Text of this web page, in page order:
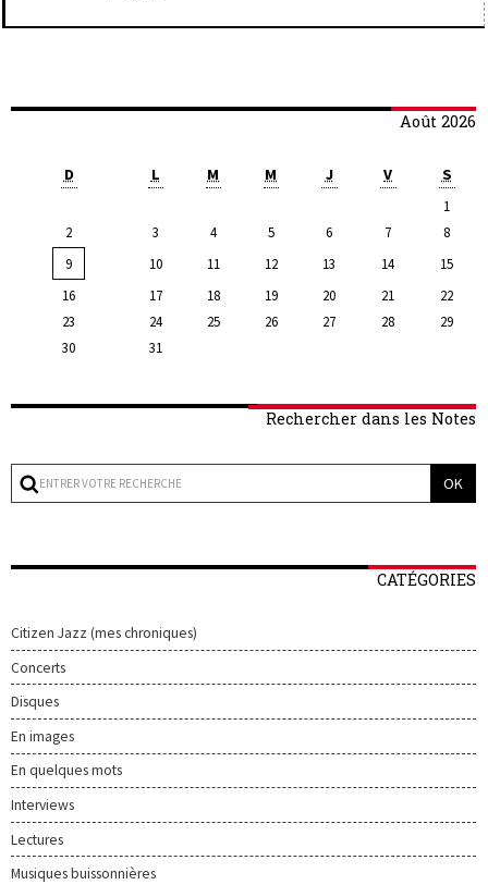
Août 2026
D L M M J V S
1
2
3 4 5 6 7
8
9
10 11 12 13 14
15
16
17 18 19 20 21
22
23
24 25 26 27 28
29
30
31
Rechercher dans les Notes
CATÉGORIES
Citizen Jazz (mes chroniques)
Concerts
Disques
En images
En quelques mots
Interviews
Lectures
Musiques buissonnières